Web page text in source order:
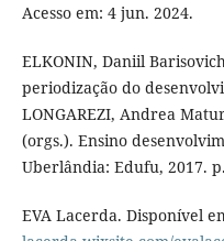
Acesso em: 4 jun. 2024.
ELKONIN, Daniil
periodização do
LONGAREZI, Andrea
(orgs.). Ensino
Uberlândia: Edufu, 2017.
EVA Lacerda. Disponível